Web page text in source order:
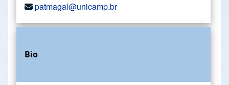
patmagal@unicamp.br
Bio